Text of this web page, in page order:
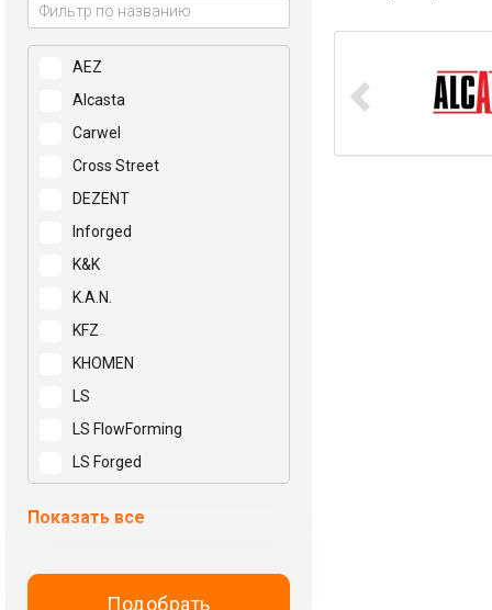
AEZ
Alcasta
Carwel
Cross Street
DEZENT
Inforged
K&K
K.A.N.
KFZ
KHOMEN
LS
LS FlowForming
LS Forged
N2O
Показать все
Подобрать